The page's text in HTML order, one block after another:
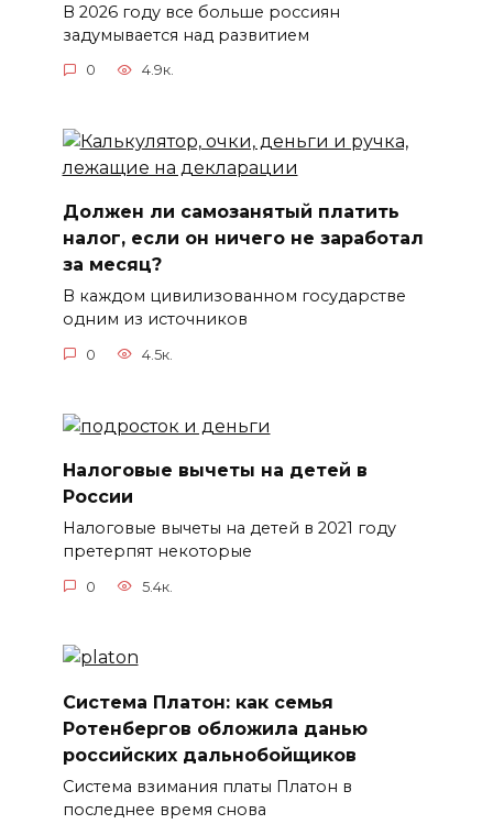
В 2026 году все больше россиян
задумывается над развитием
0 4.9к.
Должен ли самозанятый платить
налог, если он ничего не заработал
за месяц?
В каждом цивилизованном государстве
одним из источников
0 4.5к.
Налоговые вычеты на детей в
России
Налоговые вычеты на детей в 2021 году
претерпят некоторые
0 5.4к.
Система Платон: как семья
Ротенбергов обложила данью
российских дальнобойщиков
Система взимания платы Платон в
последнее время снова